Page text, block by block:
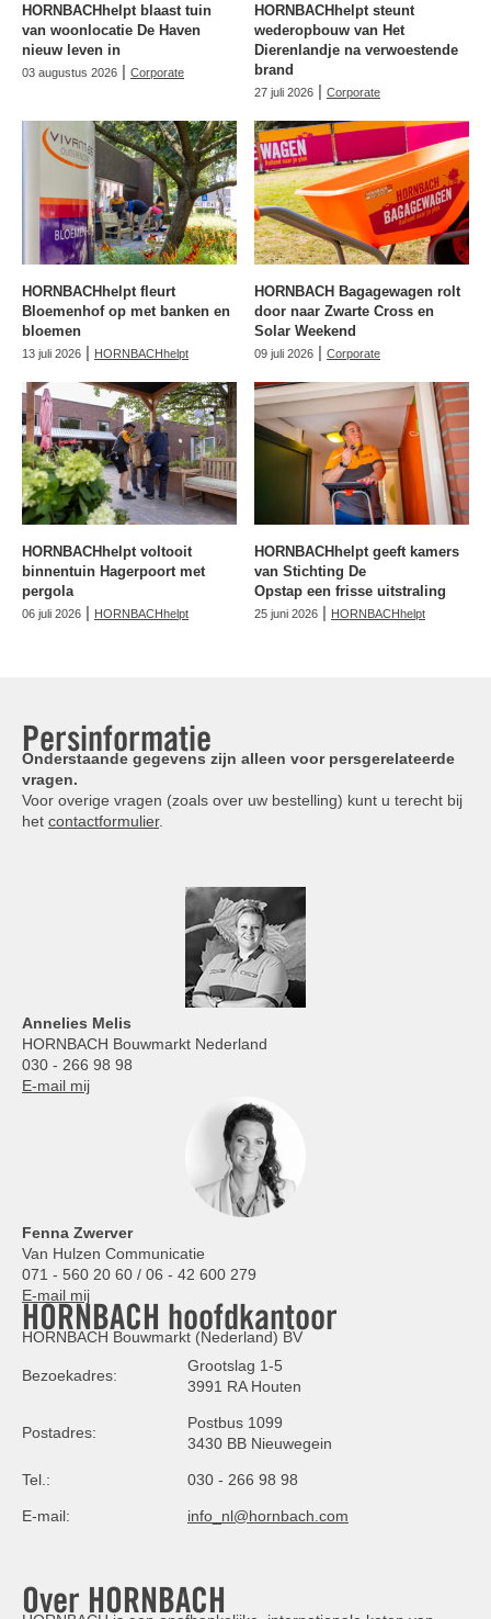
HORNBACHhelpt blaast tuin
van woonlocatie De Haven
nieuw leven in
03 augustus 2026 | Corporate
HORNBACHhelpt steunt
wederopbouw van Het
Dierenlandje na verwoestende
brand
27 juli 2026 | Corporate
HORNBACHhelpt fleurt
Bloemenhof op met banken en
bloemen
13 juli 2026 | HORNBACHhelpt
HORNBACH Bagagewagen rolt
door naar Zwarte Cross en
Solar Weekend
09 juli 2026 | Corporate
HORNBACHhelpt voltooit
binnentuin Hagerpoort met
pergola
06 juli 2026 | HORNBACHhelpt
HORNBACHhelpt geeft kamers
van Stichting De
Opstap een frisse uitstraling
25 juni 2026 | HORNBACHhelpt
Persinformatie
Onderstaande gegevens zijn alleen voor persgerelateerde
vragen.
Voor overige vragen (zoals over uw bestelling) kunt u terecht bij
het contactformulier.
Annelies Melis
HORNBACH Bouwmarkt Nederland
030 - 266 98 98
E-mail mij
Fenna Zwerver
Van Hulzen Communicatie
071 - 560 20 60 / 06 - 42 600 279
E-mail mij
HORNBACH hoofdkantoor
HORNBACH Bouwmarkt (Nederland) BV
Bezoekadres:
Grootslag 1-5
3991 RA Houten
Postadres:
Postbus 1099
3430 BB Nieuwegein
Tel.: 030 - 266 98 98
E-mail: info_nl@hornbach.com
Over HORNBACH